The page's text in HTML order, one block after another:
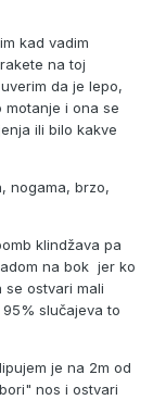
kad vadim
na toj
da je lepo,
i ona se
ili bilo kakve
nogama, brzo,
klindžava pa
na bok jer ko
se ostvari mali
slučajeva to
je na 2m od
nos i ostvari